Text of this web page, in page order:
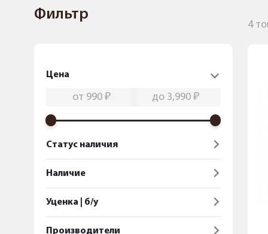
Фильтр
Цена
Статус наличия
Наличие
Уценка | б/у
Производители
4